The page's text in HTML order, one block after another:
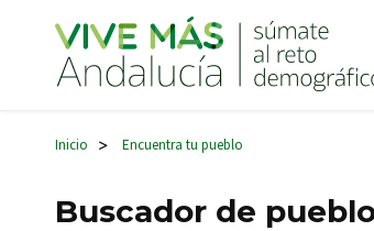
Navegación principal
Inicio > Encuentra tu pueblo
Buscador de